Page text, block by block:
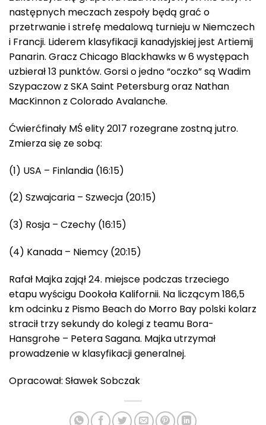
następnych meczach zespoły będą grać o
przetrwanie i strefę medalową turnieju w Niemczech
i Francji. Liderem klasyfikacji kanadyjskiej jest Artiemij
Panarin. Gracz Chicago Blackhawks w 6 występach
uzbierał 13 punktów. Gorsi o jedno “oczko” są Wadim
Szypaczow z SKA Saint Petersburg oraz Nathan
MacKinnon z Colorado Avalanche.
Ćwierćfinały MŚ elity 2017 rozegrane zostną jutro.
Zmierza się ze sobą:
(1) USA – Finlandia (16:15)
(2) Szwajcaria – Szwecja (20:15)
(3) Rosja – Czechy (16:15)
(4) Kanada – Niemcy (20:15)
Rafał Majka zajął 24. miejsce podczas trzeciego
etapu wyścigu Dookoła Kalifornii. Na liczącym 186,5
km odcinku z Pismo Beach do Morro Bay polski kolarz
stracił trzy sekundy do kolegi z teamu Bora-
Hansgrohe – Petera Sagana. Majka utrzymał
prowadzenie w klasyfikacji generalnej.
Opracował: Sławek Sobczak